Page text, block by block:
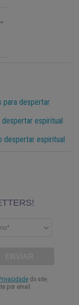
para despertar
espiritual
despertar espiritual